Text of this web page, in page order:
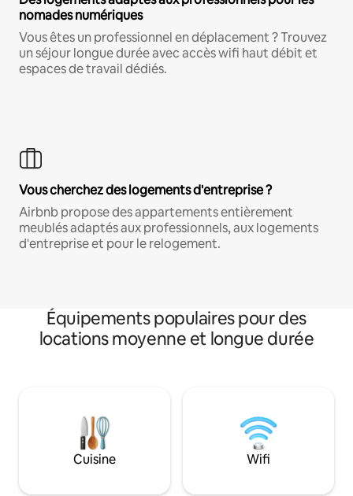
nomades numériques
Vous êtes un professionnel en déplacement ? Trouvez
un séjour longue durée avec accès wifi haut débit et
espaces de travail dédiés.
Vous cherchez des logements d'entreprise ?
Airbnb propose des appartements entièrement
meublés adaptés aux professionnels, aux logements
d'entreprise et pour le relogement.
Équipements populaires pour des
locations moyenne et longue durée
Cuisine Wifi